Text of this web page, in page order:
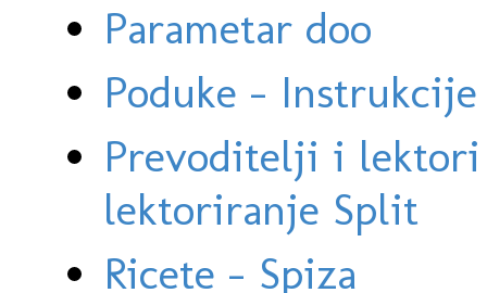
Parametar doo
Poduke -
Prevoditelji i
lektoriranje Split
Ricete - Spiza